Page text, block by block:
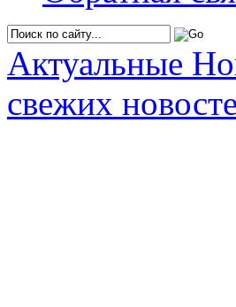
Актуальные
свежих